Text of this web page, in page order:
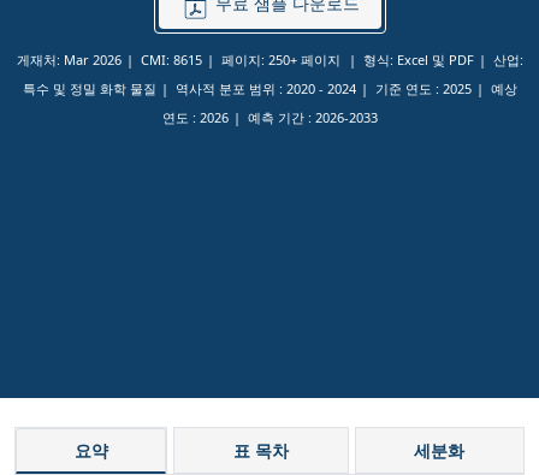
게재처: Mar 2026 CMI: 8615 페이지: 250+ 페이지 형식: Excel 및 PDF
산업:
특수 및 정밀 화학 물질
역사적 분포 범위 : 2020 - 2024 기준 연도 : 2025
예상
연도 : 2026 예측 기간 : 2026-2033
요약 표 목차 세분화